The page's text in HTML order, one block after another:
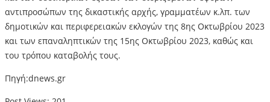
αντιπροσώπων της δικαστικής αρχής, γραμματέων κ.λπ. των
δημοτικών και περιφερειακών εκλογών της 8ης Οκτωβρίου 2023
και των επαναληπτικών της 15ης Οκτωβρίου 2023, καθώς και
του τρόπου καταβολής τους.
Πηγή:dnews.gr